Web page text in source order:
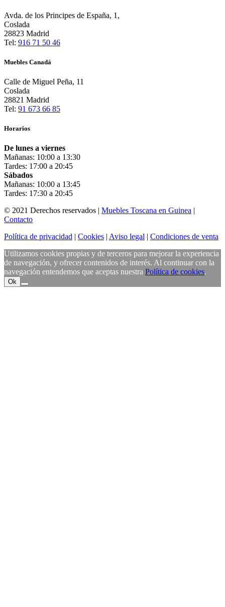
Avda. de los Principes de España, 1,
Coslada
28823 Madrid
Tel: 916 71 50 46
Muebles Canadá
Calle de Miguel Peña, 11
Coslada
28821 Madrid
Tel: 91 673 66 85
Horarios
De lunes a viernes
Mañanas: 10:00 a 13:30
Tardes: 17:00 a 20:45
Sábados
Mañanas: 10:00 a 13:45
Tardes: 17:30 a 20:45
© 2021 Derechos reservados | Muebles Toscana en Guinea |
Contacto
Política de privacidad | Cookies | Aviso legal | Condiciones de venta
Utilizamos cookies propias y de terceros para mejorar la experiencia
de navegación, y ofrecer contenidos de interés. Al continuar con la
navegación entendemos que aceptas nuestra Política de cookies.
Ok